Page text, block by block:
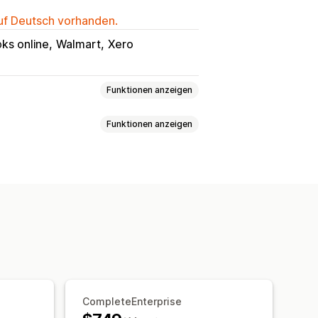
Deutsch vorhanden.
online Walmart Xero
Funktionen anzeigen
Transaktionen
Funktionen anzeigen
CompleteEnterprise